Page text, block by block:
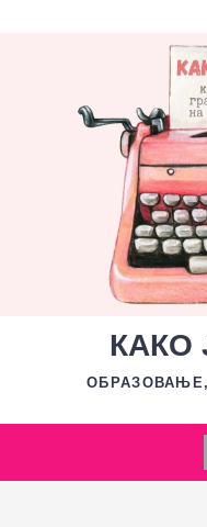
КАКО
Skip